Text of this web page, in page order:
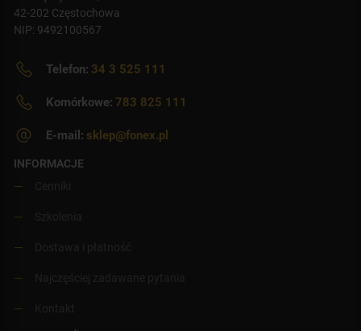
42-202 Częstochowa
NIP: 9492100567
Telefon: 34 3 525 111
Komórkowe: 783 825 111
E-mail: sklep@fonex.pl
INFORMACJE